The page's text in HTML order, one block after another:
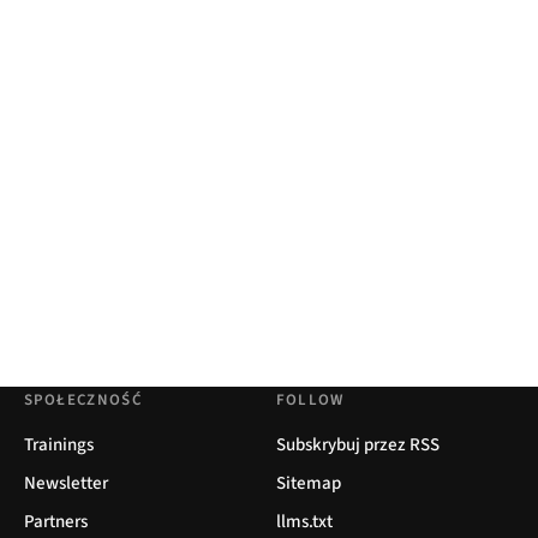
SPOŁECZNOŚĆ
Trainings
Newsletter
Partners
FOLLOW
Subskrybuj przez RSS
Sitemap
llms.txt